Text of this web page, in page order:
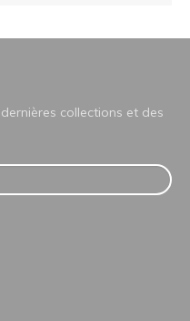
collections et des